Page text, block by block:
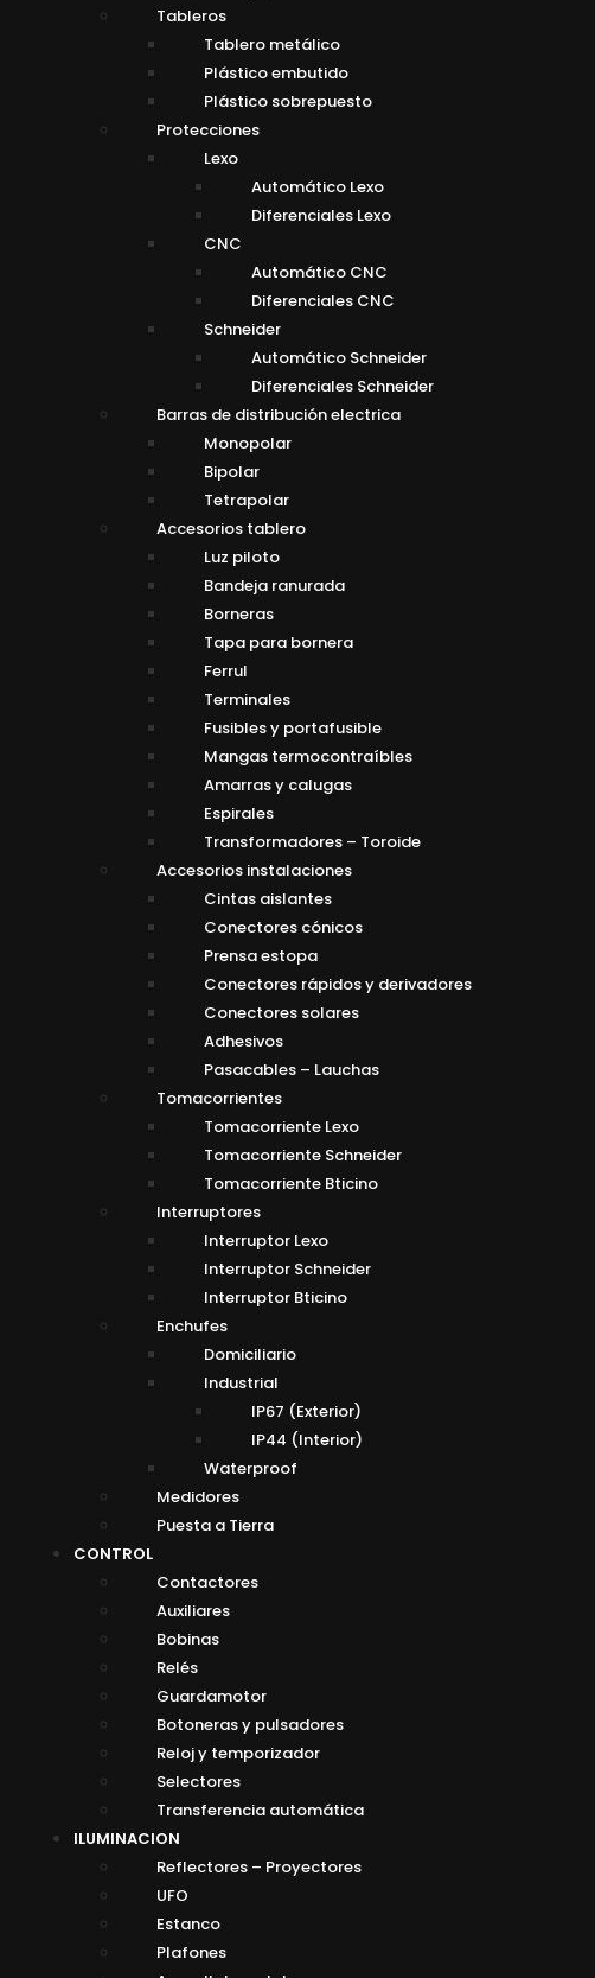
Tableros
Tablero metálico
Plástico embutido
Plástico sobrepuesto
Protecciones
Lexo
Automático Lexo
Diferenciales Lexo
CNC
Automático CNC
Diferenciales CNC
Schneider
Automático Schneider
Diferenciales Schneider
Barras de distribución electrica
Monopolar
Bipolar
Tetrapolar
Accesorios tablero
Luz piloto
Bandeja ranurada
Borneras
Tapa para bornera
Ferrul
Terminales
Fusibles y portafusible
Mangas termocontraíbles
Amarras y calugas
Espirales
Transformadores – Toroide
Accesorios instalaciones
Cintas aislantes
Conectores cónicos
Prensa estopa
Conectores rápidos y derivadores
Conectores solares
Adhesivos
Pasacables – Lauchas
Tomacorrientes
Tomacorriente Lexo
Tomacorriente Schneider
Tomacorriente Bticino
Interruptores
Interruptor Lexo
Interruptor Schneider
Interruptor Bticino
Enchufes
Domiciliario
Industrial
IP67 (Exterior)
IP44 (Interior)
Waterproof
Medidores
Puesta a Tierra
CONTROL
Contactores
Auxiliares
Bobinas
Relés
Guardamotor
Botoneras y pulsadores
Reloj y temporizador
Selectores
Transferencia automática
ILUMINACION
Reflectores – Proyectores
UFO
Estanco
Plafones